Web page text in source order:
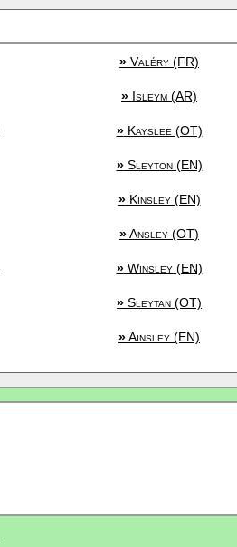
» Valéry (FR)
» Isleym (AR)
»Kayslee (OT)
»Sleyton (EN)
»Kinsley (EN)
»Ansley (OT)
»Winsley (EN)
» Sleytan (OT)
»Ainsley (EN)